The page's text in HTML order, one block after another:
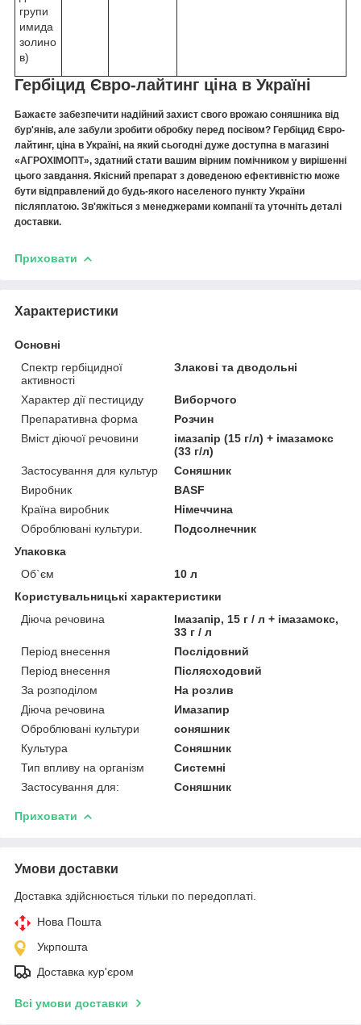
групи
имида
золино
в)
Гербіцид Євро-лайтинг ціна в Україні
Бажаєте забезпечити надійний захист свого врожаю соняшника від
бур'янів, але забули зробити обробку перед посівом? Гербіцид Євро-
лайтинг, ціна в Україні, на який сьогодні дуже доступна в магазині
«АГРОХІМОПТ», здатний стати вашим вірним помічником у вирішенні
цього завдання. Якісний препарат з доведеною ефективністю може
бути відправлений до будь-якого населеного пункту України
післяплатою. Зв'яжіться з менеджерами компанії та уточніть деталі
доставки.
Приховати
Характеристики
Основні
Спектр гербіцидної
активності
Злакові та дводольні
Характер дії пестициду
Виборчого
Препаративна форма
Розчин
Вміст діючої речовини
імазапір (15 г/л) + імазамокс
(33 г/л)
Застосування для культур
Соняшник
Виробник
BASF
Країна виробник
Німеччина
Оброблювані культури.
Подсолнечник
Упаковка
Об`єм
10 л
Користувальницькі характеристики
Діюча речовина
Імазапір, 15 г / л + імазамокс,
33 г / л
Період внесення
Послідовний
Період внесення
Післясходовий
За розподілом
На розлив
Діюча речовина
Имазапир
Оброблювані культури
соняшник
Культура
Соняшник
Тип впливу на організм
Системні
Застосування для:
Соняшник
Приховати
Умови доставки
Доставка здійснюється тільки по передоплаті.
Нова Пошта
Укрпошта
Доставка кур'єром
Всі умови доставки